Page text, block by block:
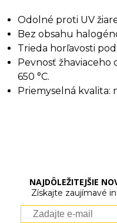
Odolné proti UV
Bez obsahu
Trieda horľavosti
Pevnosť žhaviaceho
650 °C.
Priemyselná kvalita:
NAJDÔLEŽITEJŠIE
Získajte zaujímavé